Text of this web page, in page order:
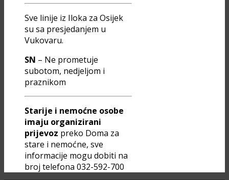
Sve linije iz Iloka za Osijek
su sa presjedanjem u
Vukovaru.
SN – Ne prometuje
subotom, nedjeljom i
praznikom
Starije i nemoćne osobe
imaju organizirani
prijevoz preko Doma za
stare i nemoćne, sve
informacije mogu dobiti na
broj telefona 032-592-700